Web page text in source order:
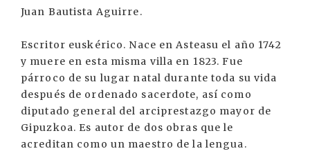
Juan Bautista Aguirre.
Escritor euskérico. Nace en Asteasu el año 1742
y muere en esta misma villa en 1823. Fue
párroco de su lugar natal durante toda su vida
después de ordenado sacerdote, así como
diputado general del arciprestazgo mayor de
Gipuzkoa. Es autor de dos obras que le
acreditan como un maestro de la lengua.